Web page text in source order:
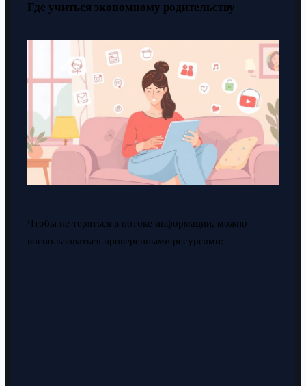
Где учиться экономному родительству
Чтобы не теряться в потоке информации, можно
воспользоваться проверенными ресурсами: